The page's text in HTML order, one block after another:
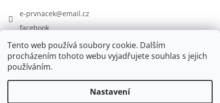
Tento web používá soubory cookie. Dalším
procházením tohoto webu vyjadřujete souhlas s jejich
používáním.
Nastavení
e-prvnacek@email.cz
facebook
eprvnacek